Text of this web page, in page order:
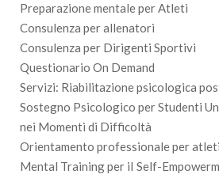
Preparazione mentale per Atleti
Consulenza per allenatori
Consulenza per Dirigenti Sportivi
Questionario On Demand
Servizi: Riabilitazione psicologica
Sostegno Psicologico per Studenti
nei Momenti di Difficoltà
Orientamento professionale per
Mental Training per iI Self-